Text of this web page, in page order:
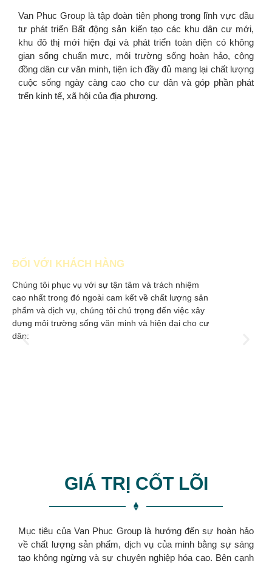
Van Phuc Group là tập đoàn tiên phong trong lĩnh vực đầu
tư phát triển Bất động sản kiến tạo các khu dân cư mới,
khu đô thị mới hiện đại và phát triển toàn diện có không
gian sống chuẩn mực, môi trường sống hoàn hảo, cộng
đồng dân cư văn minh, tiện ích đầy đủ mang lại chất lượng
cuộc sống ngày càng cao cho cư dân và góp phần phát
trển kinh tế, xã hội của địa phương.
ĐỐI VỚI KHÁCH HÀNG
Chúng tôi phục vụ với sự tận tâm và trách nhiệm
cao nhất trong đó ngoài cam kết về chất lượng sản
phẩm và dịch vụ, chúng tôi chú trọng đến việc xây
dựng môi trường sống văn minh và hiện đại cho cư
dân.
GIÁ TRỊ CỐT LÕI
Mục tiêu của Van Phuc Group là hướng đến sự hoàn hảo
về chất lượng sản phẩm, dịch vụ của minh bằng sự sáng
tạo không ngừng và sự chuyên nghiệp hóa cao. Bên cạnh